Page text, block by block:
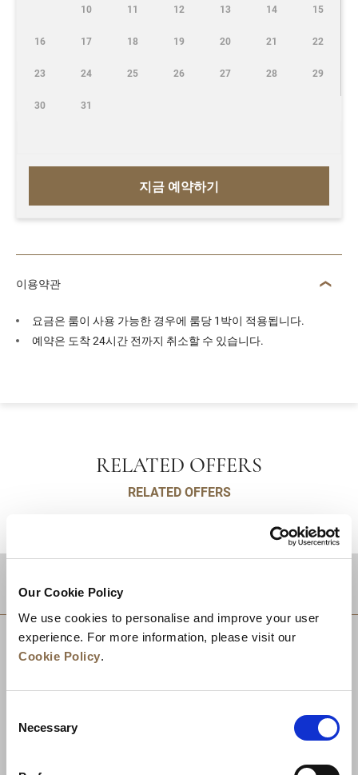
Our Cookie Policy
We use cookies to personalise and improve your user
experience. For more information, please visit our
Cookie Policy.
Selection
Necessary
지금 예약하기
10 11 12 13 14 15
16 17 18 19 20 21 22
23 24 25 26 27 28 29
30 31
이용약관
요금은 룸이 사용 가능한 경우에 룸당 1박이 적용됩니다.
예약은 도착 24시간 전까지 취소할 수 있습니다.
RELATED OFFERS
RELATED OFFERS
적지